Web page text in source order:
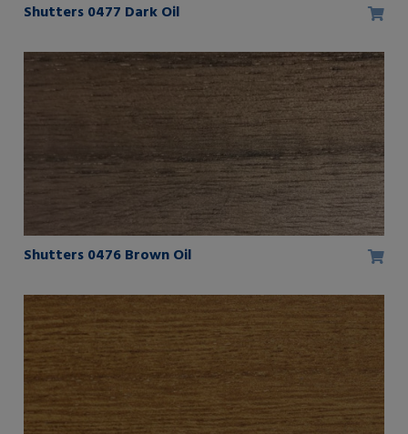
Shutters 0477 Dark Oil
Shutters 0476 Brown Oil